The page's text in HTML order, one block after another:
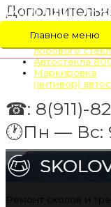
Главное меню
Монтаж
лобового
Автостекла
Маркировка
(антивор)
☎: 8(911)-
🕐Пн — Вс:
Ремонт сколов и